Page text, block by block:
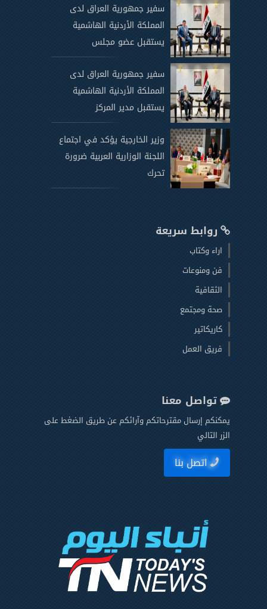
سفير جمهورية العراق لدى
المملكة الأردنية الهاشمية
يستقبل عضو مجلس
سفير جمهورية العراق لدى
المملكة الأردنية الهاشمية
يستقبل مدير المركز
وزير الخارجية يؤكد في اجتماع
اللجنة الوزارية العربية ضرورة
تحرك
روابط سريعة
اراء وكتاب
فن ومنوعات
الثقافية
صحة ومجتمع
كاريكاتير
فريق العمل
تواصل معنا
يمكنكم إرسال مقترحاتكم وآرائكم عن طريق الضغط على
الزر التالي
اتصل بنا